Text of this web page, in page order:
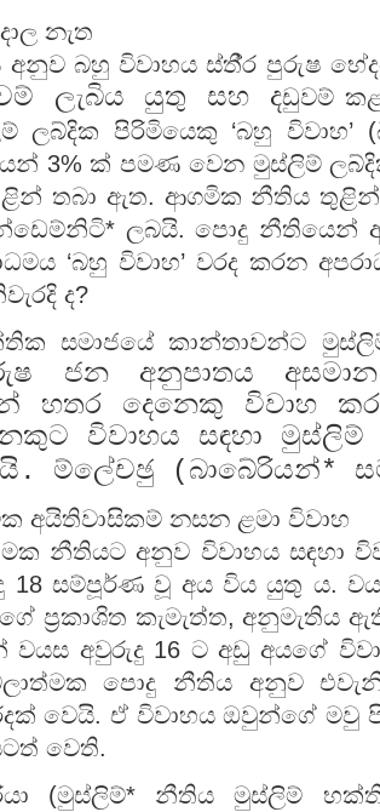
නැත
බහු විවාහය ස්තී‍්‍ර පුරුෂ
ලැබිය යුතු සහ දඩුවම්
ලබ්දික පිරිමියෙකු ‘බහු විවාහ’
3% ක් පමණ වෙන මුස්ලිම්
තබා ඇත. ආගමික නීතිය තුළින්
ලබයි. පොදු නීතියෙන්
‘බහු විවාහ’ වරද කරන
ද?
සමාජයේ කාන්තාවන්ට
ජන අනුපාතය
හතර දෙනෙකු විවාහ
විවාහය සඳහා
ම්ලේචඡු (බාබේරියන්*
අයිතිවාසිකම් නසන ළමා විවාහ
නීතියට අනුව විවාහය සඳහා
18 සම්පූර්ණ වූ අය විය යුතු ය.
ප‍්‍රකාශිත කැමැත්ත, අනුමැතිය
වයස අවුරුදු 16 ට අඩු අයගේ
පොදු නීතිය අනුව
වෙයි. ඒ විවාහය ඔවුන්ගේ
වෙති.
(මුස්ලිම්* නීතිය මුස්ලිම්